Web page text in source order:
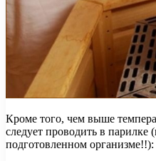
Кроме того, чем выше
следует проводить в парилке
подготовленном организме!!):